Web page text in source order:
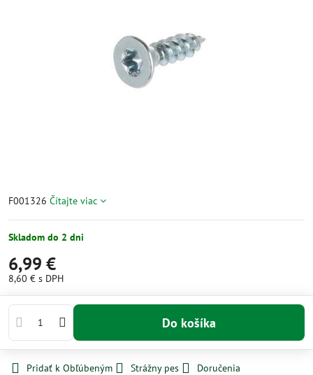
F001326 Čítajte viac
Skladom do 2 dni
6,99 €
8,60 € s DPH
Do košíka
Pridať k Obľúbeným Strážny pes
Doručenia